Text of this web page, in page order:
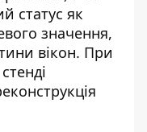
статус як
значення,
вікон. При